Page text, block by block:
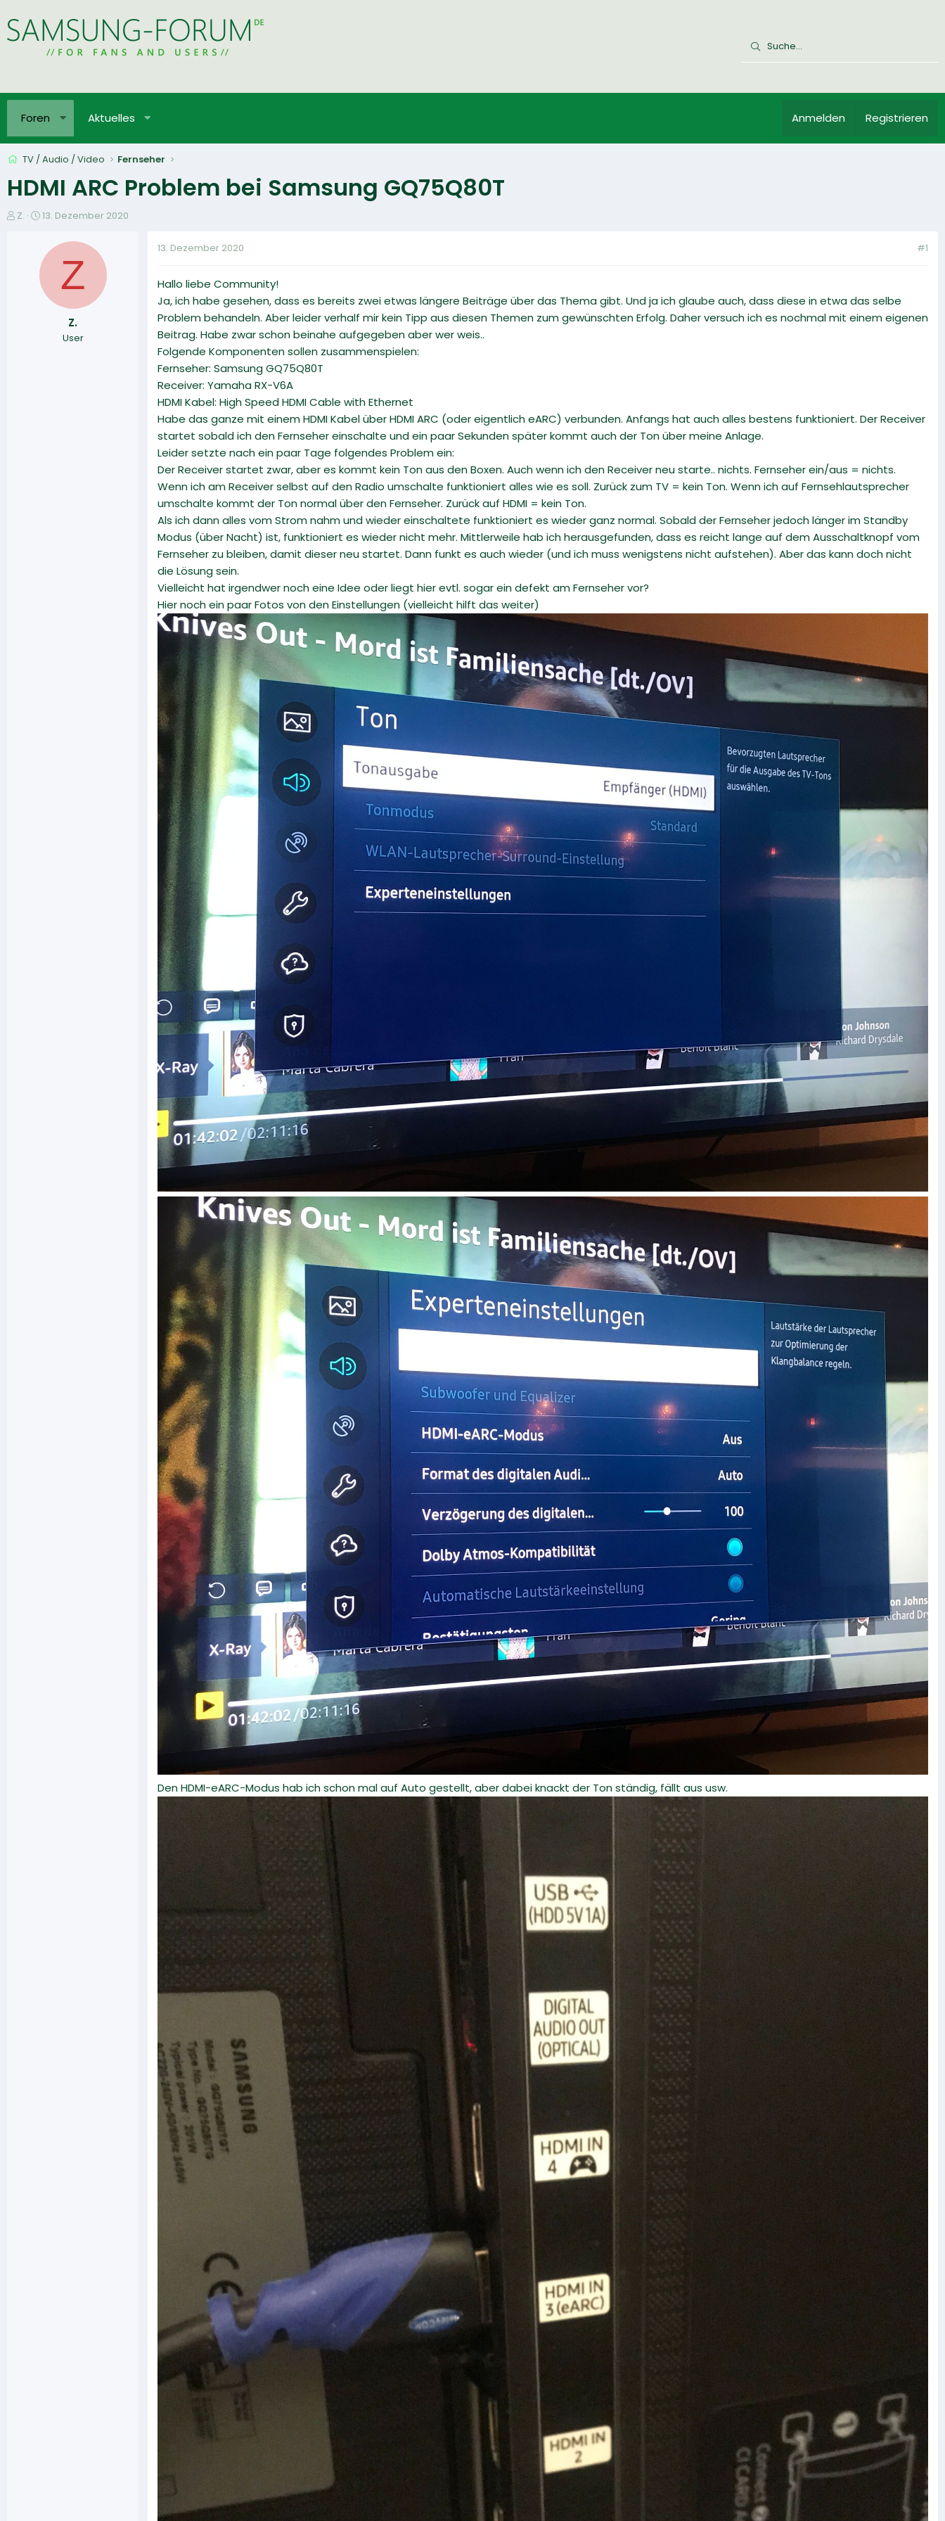
Foren Aktuelles Anmelden Registrieren
TV / Audio / Video Fernseher
HDMI ARC Problem bei Samsung GQ75Q80T
E
Z.
E
t
l
13. Dezember 2020
Z
Z.
User
13. Dezember 2020 #1
Hallo liebe Community!
Ja, ich habe gesehen, dass es bereits zwei etwas längere Beiträge über das Thema gibt. Und ja ich glaube auch, dass diese in etwa das selbe
Problem behandeln. Aber leider verhalf mir kein Tipp aus diesen Themen zum gewünschten Erfolg. Daher versuch ich es nochmal mit einem eigenen
Beitrag. Habe zwar schon beinahe aufgegeben aber wer weis..
Folgende Komponenten sollen zusammenspielen:
Fernseher: Samsung GQ75Q80T
Receiver: Yamaha RX-V6A
HDMI Kabel: High Speed HDMI Cable with Ethernet
Habe das ganze mit einem HDMI Kabel über HDMI ARC (oder eigentlich eARC) verbunden. Anfangs hat auch alles bestens funktioniert. Der Receiver
startet sobald ich den Fernseher einschalte und ein paar Sekunden später kommt auch der Ton über meine Anlage.
Leider setzte nach ein paar Tage folgendes Problem ein:
Der Receiver startet zwar, aber es kommt kein Ton aus den Boxen. Auch wenn ich den Receiver neu starte.. nichts. Fernseher ein/aus = nichts.
Wenn ich am Receiver selbst auf den Radio umschalte funktioniert alles wie es soll. Zurück zum TV = kein Ton. Wenn ich auf Fernsehlautsprecher
umschalte kommt der Ton normal über den Fernseher. Zurück auf HDMI = kein Ton.
Als ich dann alles vom Strom nahm und wieder einschaltete funktioniert es wieder ganz normal. Sobald der Fernseher jedoch länger im Standby
Modus (über Nacht) ist, funktioniert es wieder nicht mehr. Mittlerweile hab ich herausgefunden, dass es reicht lange auf dem Ausschaltknopf vom
Fernseher zu bleiben, damit dieser neu startet. Dann funkt es auch wieder (und ich muss wenigstens nicht aufstehen). Aber das kann doch nicht
die Lösung sein.
Vielleicht hat irgendwer noch eine Idee oder liegt hier evtl. sogar ein defekt am Fernseher vor?
Hier noch ein paar Fotos von den Einstellungen (vielleicht hilft das weiter)
Den HDMI-eARC-Modus hab ich schon mal auf Auto gestellt, aber dabei knackt der Ton ständig, fällt aus usw.